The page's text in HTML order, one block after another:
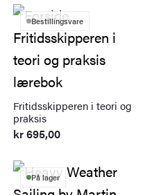
Bestillingsvare
Fritidsskipperen i teori og
praksis
kr695,00
På lager